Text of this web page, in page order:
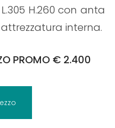
H.260 con anta
interna.
PROMO € 2.400